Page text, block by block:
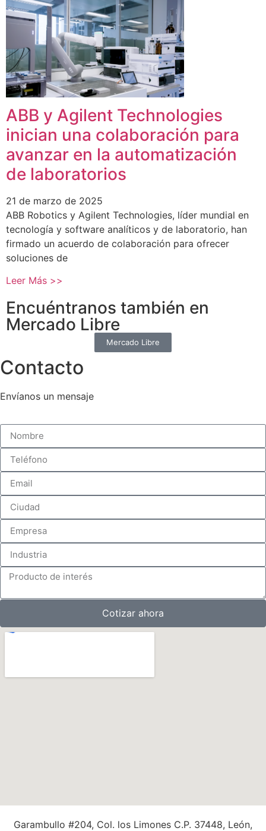
ABB y Agilent Technologies
inician una colaboración para
avanzar en la automatización
de laboratorios
21 de marzo de 2025
ABB Robotics y Agilent Technologies, líder mundial en
tecnología y software analíticos y de laboratorio, han
firmado un acuerdo de colaboración para ofrecer
soluciones de
Leer Más >>
Encuéntranos también en
Mercado Libre
Mercado Libre
Contacto
Envíanos un mensaje
Cotizar ahora
Garambullo #204, Col. los Limones C.P. 37448, León,